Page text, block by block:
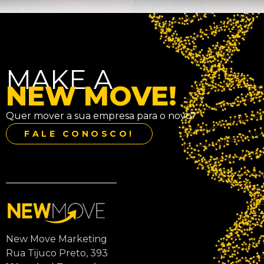
MAKE A
NEW MOVE!
Quer mover a sua empresa para o novo?
FALE CONOSCO!
New Move Marketing
Rua Tijuco Preto, 393